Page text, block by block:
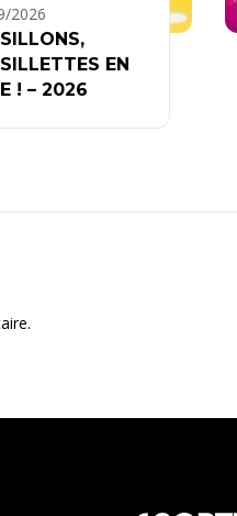
2026
EN
! – 2026